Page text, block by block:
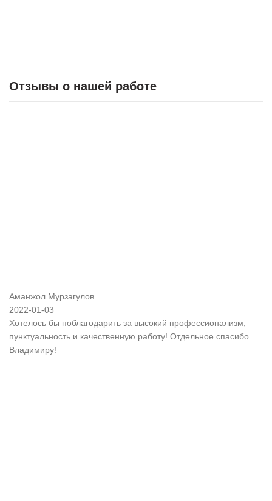
Отзывы о нашей работе
Аманжол Мурзагулов
2022-01-03
Хотелось бы поблагодарить за высокий профессионализм,
пунктуальность и качественную работу! Отдельное спасибо
Владимиру!